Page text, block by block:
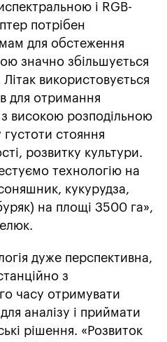
і RGB-
потрібен
для обстеження
значно збільшується
використовується
для отримання
з високою розподільною
густоти стояння
розвитку культури.
технологію на
кукурудза,
на площі 3500 га»,
дуже перспективна,
з
часу отримувати
аналізу і приймати
рішення. «Розвиток